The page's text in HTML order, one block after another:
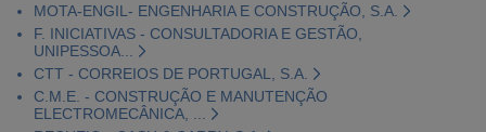
MOTA-ENGIL- ENGENHARIA E CONSTRUÇÃO, S.A.
F. INICIATIVAS - CONSULTADORIA E GESTÃO,
UNIPESSOA...
CTT - CORREIOS DE PORTUGAL, S.A.
C.M.E. - CONSTRUÇÃO E MANUTENÇÃO
ELECTROMECÂNICA, ...